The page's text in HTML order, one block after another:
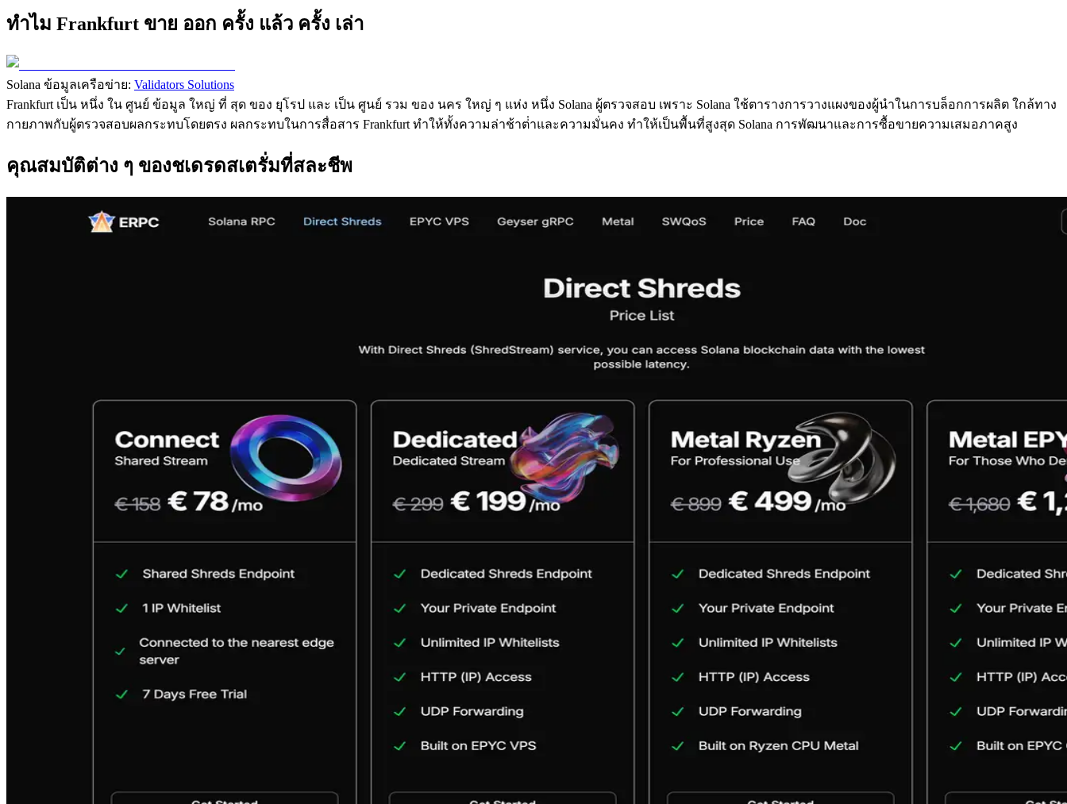
ทําไม Frankfurt ขาย ออก ครั้ง แล้ว ครั้ง เล่า
Solana ข้อมูลเครือข่าย: Validators Solutions
Frankfurt เป็น หนึ่ง ใน ศูนย์ ข้อมูล ใหญ่ ที่ สุด ของ ยุโรป และ เป็น ศูนย์ รวม ของ นคร ใหญ่ ๆ แห่ง หนึ่ง Solana ผู้ตรวจสอบ เพราะ Solana ใช้ตารางการวางแผงของผู้นําในการบล็อกการผลิต ใกล้ทาง
กายภาพกับผู้ตรวจสอบผลกระทบโดยตรง ผลกระทบในการสื่อสาร Frankfurt ทําให้ทั้งความล่าช้าต่ําและความมั่นคง ทําให้เป็นพื้นที่สูงสุด Solana การพัฒนาและการซื้อขายความเสมอภาคสูง
คุณสมบัติต่าง ๆ ของชเดรดสเตรั่มที่สละชีพ